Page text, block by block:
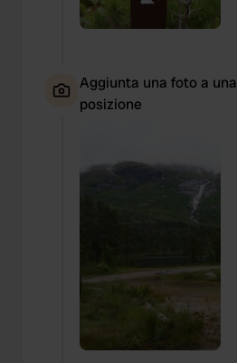
Aggiunta una foto a una
posizione